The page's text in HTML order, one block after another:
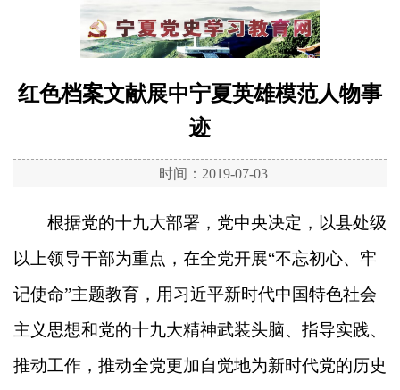
红色档案文献展中宁夏英雄模范人物事
迹
时间：2019-07-03
根据党的十九大部署，党中央决定，以县处级
以上领导干部为重点，在全党开展“不忘初心、牢
记使命”主题教育，用习近平新时代中国特色社会
主义思想和党的十九大精神武装头脑、指导实践、
推动工作，推动全党更加自觉地为新时代党的历史